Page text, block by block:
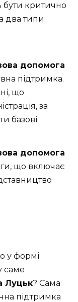
бути критично
два типи:
допомога
підтримка.
що
за
базові
допомога
що включає
у формі
саме
Луцьк? Сама
підтримка